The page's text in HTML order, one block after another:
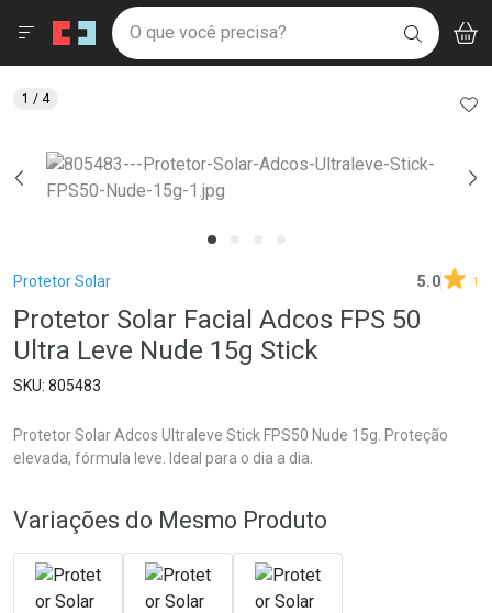
Drogaria São Paulo
Ir direto para a home
pela página
Ir direto para o conteúdo
Ir direto para a busca
Ir direto para a conta
Ir direto para a notificações
Ir direto para o carrinho
Ir direto para o menu
Faça a sua busca
O que você precisa? BUSCAR
Menu
Breadcrumb
Protetor Solar 5.0 1
Protetor Solar Facial Adcos FPS 50
Ultra Leve Nude 15g Stick
805483
Protetor Solar Adcos Ultraleve Stick FPS50 Nude 15g. Proteção
elevada, fórmula leve. Ideal para o dia a dia.
1 / 4
Variações do Mesmo Produto